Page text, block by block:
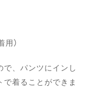
）
、パンツにインし
着ることができま